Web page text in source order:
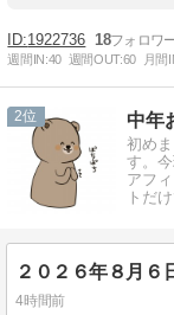
1922736 18
週間IN:40 週間OUT:60 月間
2
初め
す。
アフ
トだ
２０２６年８月６
4時間前